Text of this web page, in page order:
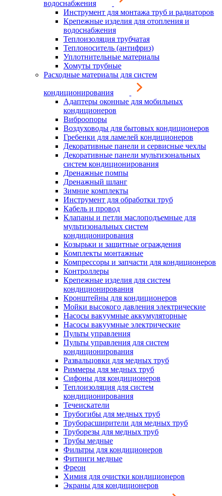
водоснабжения
Инструмент для монтажа труб и радиаторов
Крепежные изделия для отопления и
водоснабжения
Теплоизоляция трубчатая
Теплоноситель (антифриз)
Уплотнительные материалы
Хомуты трубные
Расходные материалы для систем
кондиционирования
Адаптеры оконные для мобильных
кондиционеров
Виброопоры
Воздуховоды для бытовых кондиционеров
Гребенки для ламелей кондиционеров
Декоративные панели и сервисные чехлы
Декоративные панели мультизональных
систем кондиционирования
Дренажные помпы
Дренажный шланг
Зимние комплекты
Инструмент для обработки труб
Кабель и провод
Клапаны и петли маслоподъемные для
мультизональных систем
кондиционирования
Козырьки и защитные ограждения
Комплекты монтажные
Компрессоры и запчасти для кондиционеров
Контроллеры
Крепежные изделия для систем
кондиционирования
Кронштейны для кондиционеров
Мойки высокого давления электрические
Насосы вакуумные аккумуляторные
Насосы вакуумные электрические
Пульты управления
Пульты управления для систем
кондиционирования
Развальцовки для медных труб
Риммеры для медных труб
Сифоны для кондиционеров
Теплоизоляция для систем
кондиционирования
Течеискатели
Трубогибы для медных труб
Труборасширители для медных труб
Труборезы для медных труб
Трубы медные
Фильтры для кондиционеров
Фитинги медные
Фреон
Химия для очистки кондиционеров
Экраны для кондиционеров